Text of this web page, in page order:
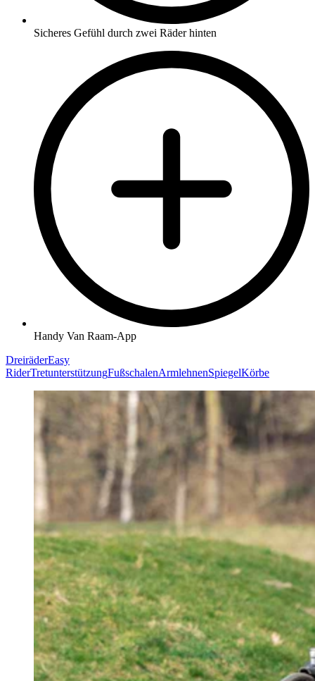
Sicheres Gefühl durch zwei Räder hinten
Handy Van Raam-App
DreiräderEasy
RiderTretunterstützungFußschalenArmlehnenSpiegelKörbe